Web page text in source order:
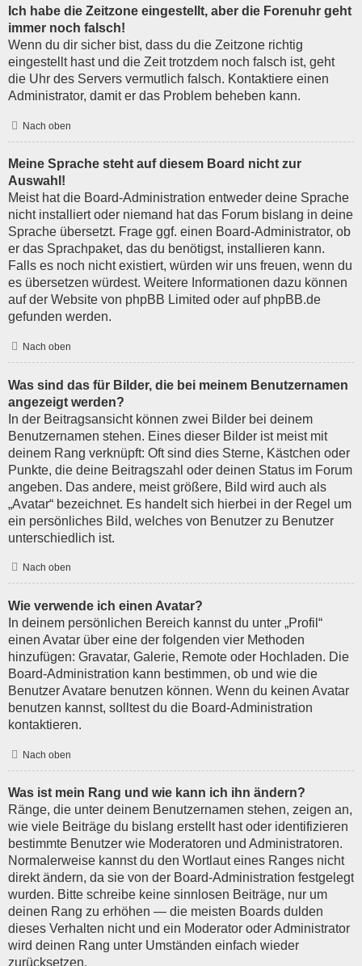
Ich habe die Zeitzone eingestellt, aber die Forenuhr geht
immer noch falsch!
Wenn du dir sicher bist, dass du die Zeitzone richtig
eingestellt hast und die Zeit trotzdem noch falsch ist, geht
die Uhr des Servers vermutlich falsch. Kontaktiere einen
Administrator, damit er das Problem beheben kann.
Nach oben
Meine Sprache steht auf diesem Board nicht zur
Auswahl!
Meist hat die Board-Administration entweder deine Sprache
nicht installiert oder niemand hat das Forum bislang in deine
Sprache übersetzt. Frage ggf. einen Board-Administrator, ob
er das Sprachpaket, das du benötigst, installieren kann.
Falls es noch nicht existiert, würden wir uns freuen, wenn du
es übersetzen würdest. Weitere Informationen dazu können
auf der Website von phpBB Limited oder auf phpBB.de
gefunden werden.
Nach oben
Was sind das für Bilder, die bei meinem Benutzernamen
angezeigt werden?
In der Beitragsansicht können zwei Bilder bei deinem
Benutzernamen stehen. Eines dieser Bilder ist meist mit
deinem Rang verknüpft: Oft sind dies Sterne, Kästchen oder
Punkte, die deine Beitragszahl oder deinen Status im Forum
angeben. Das andere, meist größere, Bild wird auch als
„Avatar“ bezeichnet. Es handelt sich hierbei in der Regel um
ein persönliches Bild, welches von Benutzer zu Benutzer
unterschiedlich ist.
Nach oben
Wie verwende ich einen Avatar?
In deinem persönlichen Bereich kannst du unter „Profil“
einen Avatar über eine der folgenden vier Methoden
hinzufügen: Gravatar, Galerie, Remote oder Hochladen. Die
Board-Administration kann bestimmen, ob und wie die
Benutzer Avatare benutzen können. Wenn du keinen Avatar
benutzen kannst, solltest du die Board-Administration
kontaktieren.
Nach oben
Was ist mein Rang und wie kann ich ihn ändern?
Ränge, die unter deinem Benutzernamen stehen, zeigen an,
wie viele Beiträge du bislang erstellt hast oder identifizieren
bestimmte Benutzer wie Moderatoren und Administratoren.
Normalerweise kannst du den Wortlaut eines Ranges nicht
direkt ändern, da sie von der Board-Administration festgelegt
wurden. Bitte schreibe keine sinnlosen Beiträge, nur um
deinen Rang zu erhöhen — die meisten Boards dulden
dieses Verhalten nicht und ein Moderator oder Administrator
wird deinen Rang unter Umständen einfach wieder
zurücksetzen.